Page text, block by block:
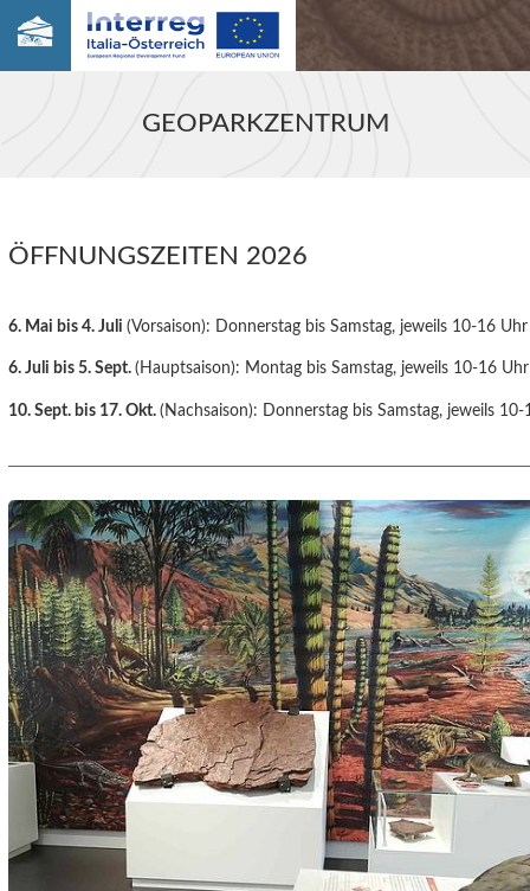
GEOPARKZENTRUM
ÖFFNUNGSZEITEN 2026
6. Mai bis 4. Juli(Vorsaison): Donnerstag bis Samstag, jeweils 10-16 Uhr
6. Juli bis 5. Sept.(Hauptsaison): Montag bis Samstag, jeweils 10-16 Uhr
10. Sept. bis 17. Okt. (Nachsaison): Donnerstag bis Samstag, jeweils